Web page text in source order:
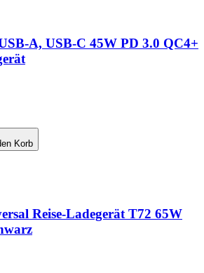
A, USB-C 45W PD 3.0 QC4+
Korb
Reise-Ladegerät T72 65W